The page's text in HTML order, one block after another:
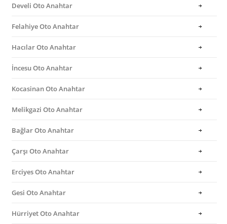
Develi Oto Anahtar
Felahiye Oto Anahtar
Hacılar Oto Anahtar
İncesu Oto Anahtar
Kocasinan Oto Anahtar
Melikgazi Oto Anahtar
Bağlar Oto Anahtar
Çarşı Oto Anahtar
Erciyes Oto Anahtar
Gesi Oto Anahtar
Hürriyet Oto Anahtar